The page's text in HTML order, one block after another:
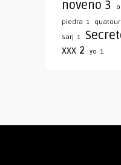
noveno 3
piedra 1 quatour
sarj 1
xxx 2 yo 1